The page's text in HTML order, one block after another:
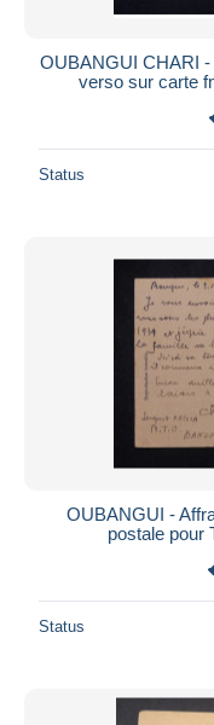
OUBANGUI CHARI
verso sur carte
Status
OUBANGUI -
postale pour
Status